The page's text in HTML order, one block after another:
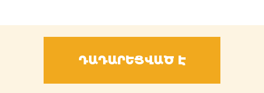
ԴԱԴԱՐԵՑՎԱԾ Է